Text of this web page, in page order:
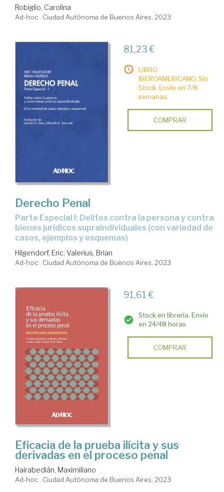
Robiglio, Carolina
Ad-hoc . Ciudad Autónoma de Buenos Aires, 2023
81,23 €
LIBRO
IBEROAMERICANO. Sin
Stock. Envío en 7/8
semanas.
COMPRAR
Derecho Penal
Parte Especial I: Delitos contra la persona y contra
bienes jurídicos supraindividuales (con variedad de
casos, ejemplos y esquemas)
Hilgendorf, Eric; Valerius, Brian
Ad-hoc . Ciudad Autónoma de Buenos Aires, 2023
91,61 €
Stock en librería. Envío
en 24/48 horas
COMPRAR
Eficacia de la prueba ilícita y sus
derivadas en el proceso penal
Hairabedián, Maximiliano
Ad-hoc . Ciudad Autónoma de Buenos Aires, 2023